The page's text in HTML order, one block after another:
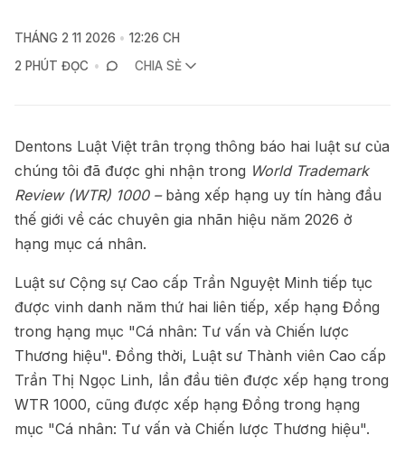
THÁNG 2 11 2026
12:26 CH
2 PHÚT ĐỌC
CHIA SẺ
Dentons Luật Việt trân trọng thông báo hai luật sư của
chúng tôi đã được ghi nhận trong World Trademark
Review (WTR) 1000 – bảng xếp hạng uy tín hàng đầu
thế giới về các chuyên gia nhãn hiệu năm 2026 ở
hạng mục cá nhân.
Luật sư Cộng sự Cao cấp Trần Nguyệt Minh tiếp tục
được vinh danh năm thứ hai liên tiếp, xếp hạng Đồng
trong hạng mục "Cá nhân: Tư vấn và Chiến lược
Thương hiệu". Đồng thời, Luật sư Thành viên Cao cấp
Trần Thị Ngọc Linh, lần đầu tiên được xếp hạng trong
WTR 1000, cũng được xếp hạng Đồng trong hạng
mục "Cá nhân: Tư vấn và Chiến lược Thương hiệu".